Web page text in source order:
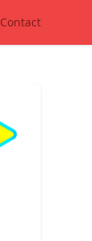
Contact